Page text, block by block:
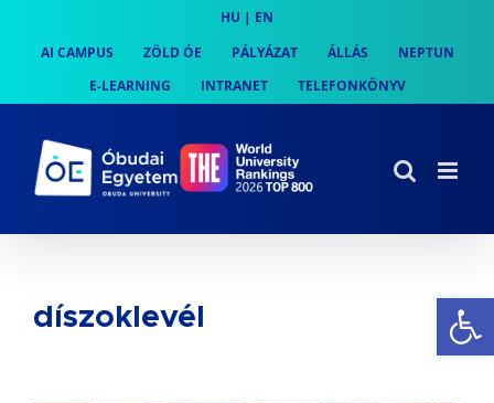
content
HU | EN
AI CAMPUS
ZÖLD ÓE PÁLYÁZAT ÁLLÁS
NEPTUN
E-LEARNING
INTRANET TELEFONKÖNYV
díszoklevél